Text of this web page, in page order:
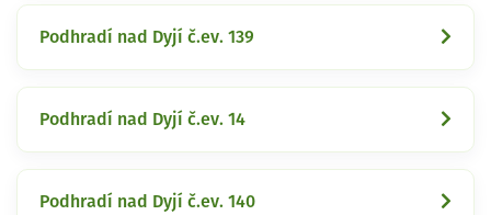
Podhradí nad Dyjí č.ev. 139
Podhradí nad Dyjí č.ev. 14
Podhradí nad Dyjí č.ev. 140